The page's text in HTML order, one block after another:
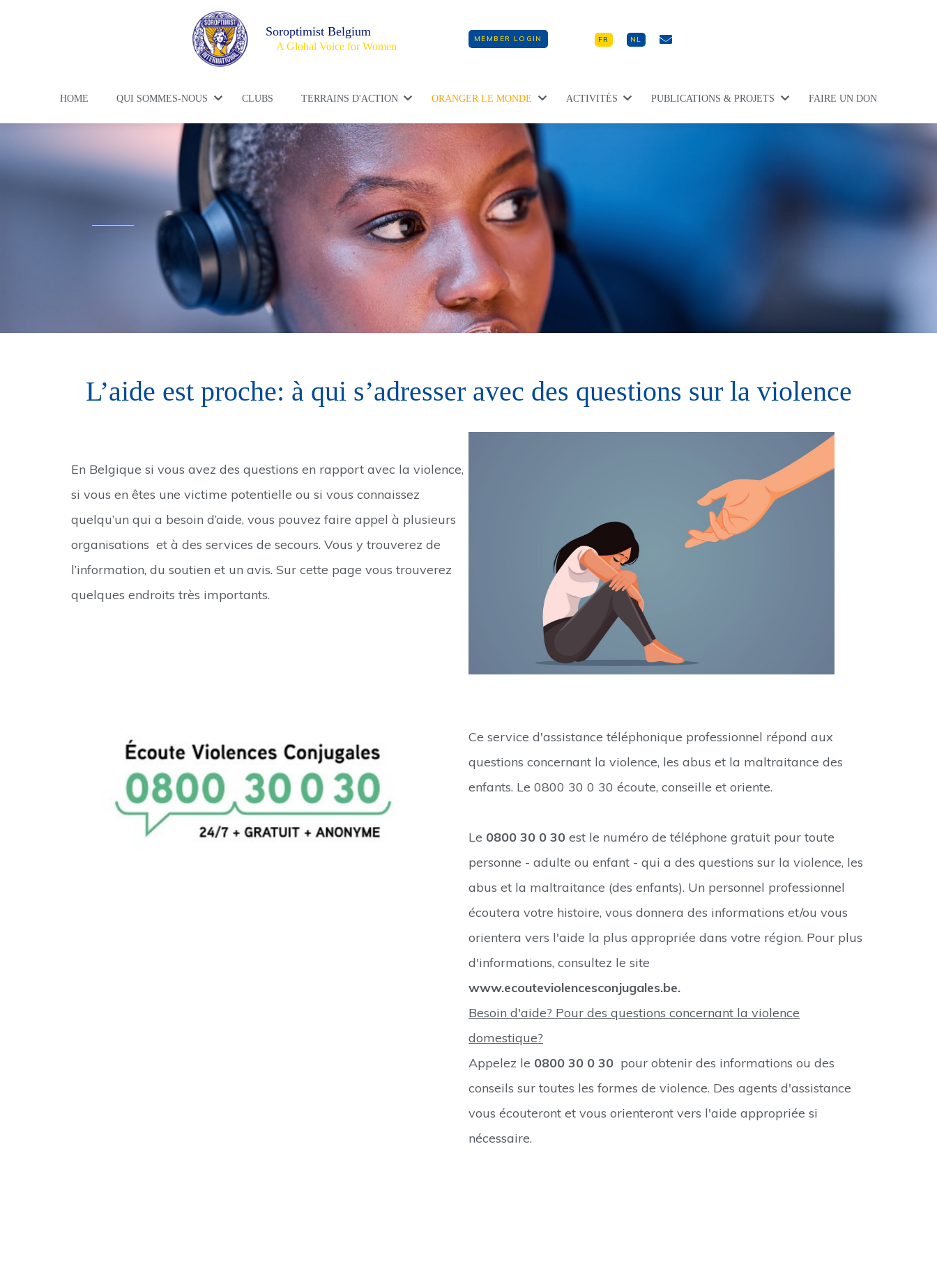
Soroptimist Belgium
A Global Voice for Women
MEMBER LOGIN FR NL
HOME QUI SOMMES-NOUS CLUBS TERRAINS D'ACTION ORANGER LE MONDE ACTIVITÉS PUBLICATIONS & PROJETS FAIRE UN DON
L’aide est proche: à qui s’adresser avec des questions sur la violence
En Belgique si vous avez des questions en rapport avec la violence,
si vous en êtes une victime potentielle ou si vous connaissez
quelqu’un qui a besoin d’aide, vous pouvez faire appel à plusieurs
organisations et à des services de secours. Vous y trouverez de
l’information, du soutien et un avis. Sur cette page vous trouverez
quelques endroits très importants.
Ce service d'assistance téléphonique professionnel répond aux
questions concernant la violence, les abus et la maltraitance des
enfants. Le 0800 30 0 30 écoute, conseille et oriente.
Le 0800 30 0 30 est le numéro de téléphone gratuit pour toute
personne - adulte ou enfant - qui a des questions sur la violence, les
abus et la maltraitance (des enfants). Un personnel professionnel
écoutera votre histoire, vous donnera des informations et/ou vous
orientera vers l'aide la plus appropriée dans votre région. Pour plus
d'informations, consultez le site
www.ecouteviolencesconjugales.be.
Besoin d'aide? Pour des questions concernant la violence
domestique?
Appelez le 0800 30 0 30 pour obtenir des informations ou des
conseils sur toutes les formes de violence. Des agents d'assistance
vous écouteront et vous orienteront vers l'aide appropriée si
nécessaire.